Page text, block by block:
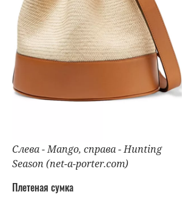
Слева - Mango, справа - Hunting
Season (net-a-porter.com)
Плетеная сумка